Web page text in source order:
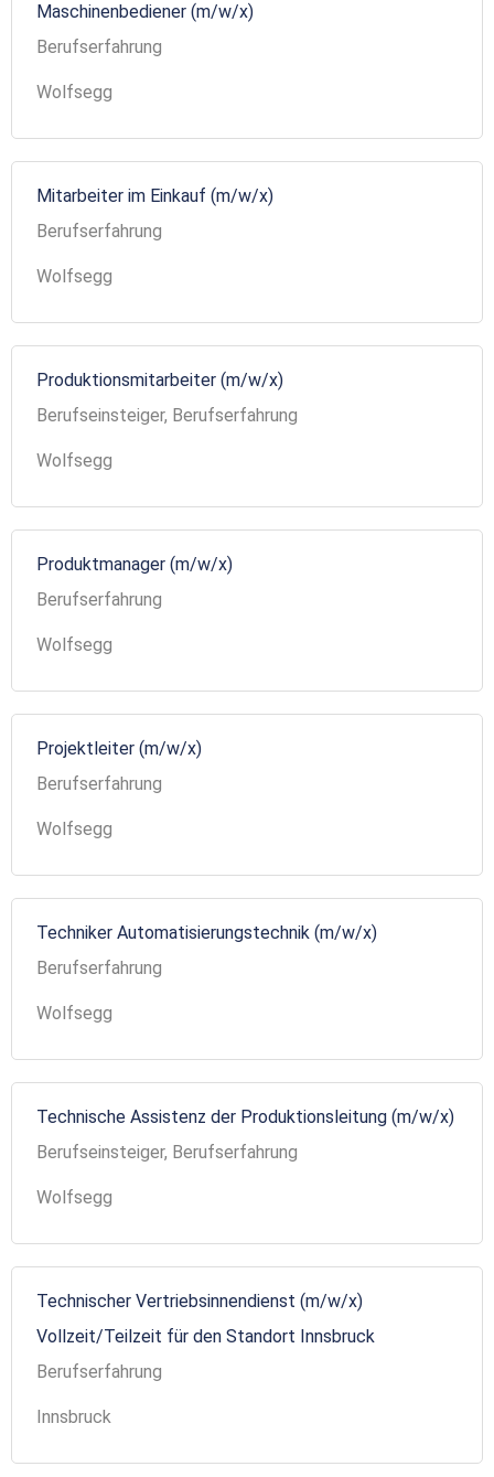
Maschinenbediener (m/w/x)
Berufserfahrung
Wolfsegg
Mitarbeiter im Einkauf (m/w/x)
Berufserfahrung
Wolfsegg
Produktionsmitarbeiter (m/w/x)
Berufseinsteiger, Berufserfahrung
Wolfsegg
Produktmanager (m/w/x)
Berufserfahrung
Wolfsegg
Projektleiter (m/w/x)
Berufserfahrung
Wolfsegg
Techniker Automatisierungstechnik (m/w/x)
Berufserfahrung
Wolfsegg
Technische Assistenz der Produktionsleitung (m/w/x)
Berufseinsteiger, Berufserfahrung
Wolfsegg
Technischer Vertriebsinnendienst (m/w/x)
Vollzeit/Teilzeit für den Standort Innsbruck
Berufserfahrung
Innsbruck